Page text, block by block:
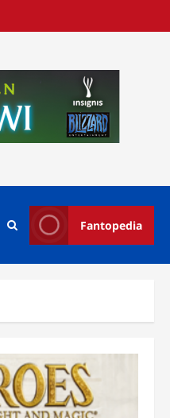
Fantopedia